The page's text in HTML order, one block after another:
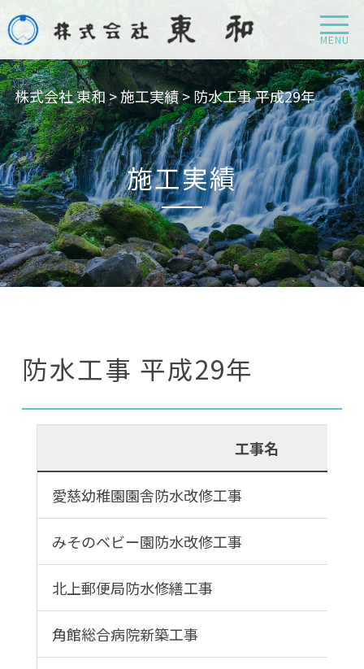
MENU
株式会社 東和>施工実績>防水工事 平成29年
施工実績
防水工事 平成29年
工事名
愛慈幼稚園園舎防水改修工事
みそのベビー園防水改修工事
北上郵便局防水修繕工事
角館総合病院新築工事